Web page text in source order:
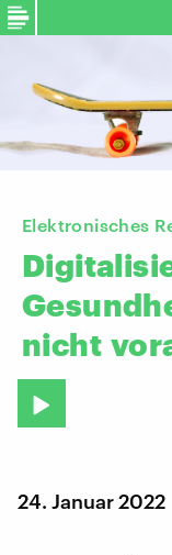
Elektronisches
nicht
24. Januar 2022